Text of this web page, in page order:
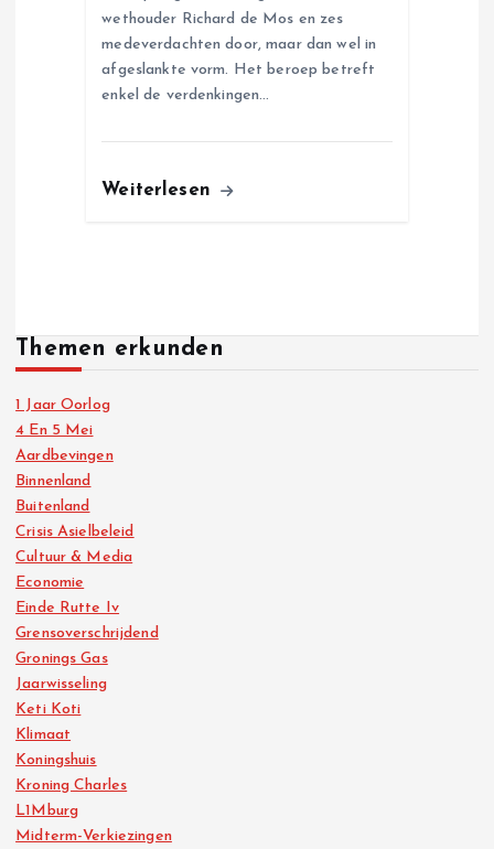
wethouder Richard de Mos en zes
medeverdachten door, maar dan wel in
afgeslankte vorm. Het beroep betreft
enkel de verdenkingen…
Weiterlesen
Themen erkunden
1 Jaar Oorlog
4 En 5 Mei
Aardbevingen
Binnenland
Buitenland
Crisis Asielbeleid
Cultuur & Media
Economie
Einde Rutte Iv
Grensoverschrijdend
Gronings Gas
Jaarwisseling
Keti Koti
Klimaat
Koningshuis
Kroning Charles
L1Mburg
Midterm-Verkiezingen